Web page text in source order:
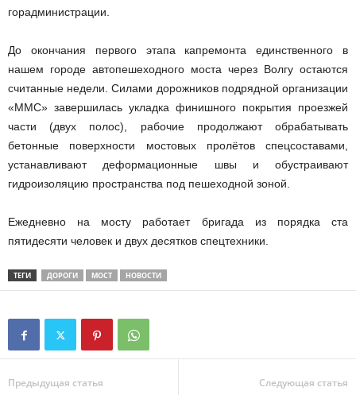
горадминистрации.
До окончания первого этапа капремонта единственного в
нашем городе автопешеходного моста через Волгу остаются
считанные недели. Силами дорожников подрядной организации
«ММС» завершилась укладка финишного покрытия проезжей
части (двух полос), рабочие продолжают обрабатывать
бетонные поверхности мостовых пролётов спецсоставами,
устанавливают деформационные швы и обустраивают
гидроизоляцию пространства под пешеходной зоной.
Ежедневно на мосту работает бригада из порядка ста
пятидесяти человек и двух десятков спецтехники.
ТЕГИ ДОРОГИ МОСТ НОВОСТИ
Предыдущая статья Следующая статья